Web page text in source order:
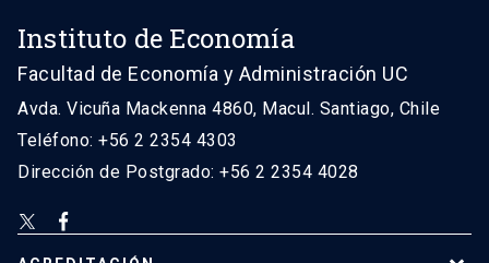
Instituto de Economía
Facultad de Economía y Administración UC
Avda. Vicuña Mackenna 4860, Macul. Santiago, Chile
Teléfono: +56 2 2354 4303
Dirección de Postgrado: +56 2 2354 4028